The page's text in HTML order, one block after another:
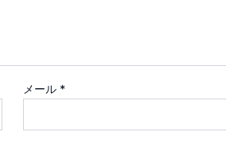
メール *